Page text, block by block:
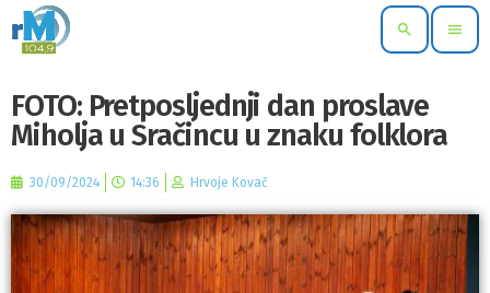
search menu
FOTO: Pretposljednji dan proslave
Miholja u Sračincu u znaku folklora
30/09/2024 14:36 Hrvoje Kovač